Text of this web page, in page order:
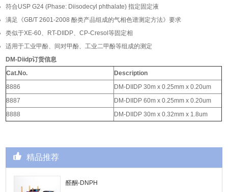
符合USP G24 (Phase: Diisodecyl phthalate) 指定固定液
满足《GB/T 2601-2008 酚类产品组成的气相色谱测定方法》要求
类似于XE-60、RT-DIIDP、CP-Cresol等固定相
适用于工业甲酚、间对甲酚、工业二甲酚等组成的测定
DM-Diidp订货信息
Cat.No.
Description
8886
DM-DIIDP 30m x 0.25mm x 0.20um
8887
DM-DIIDP 60m x 0.25mm x 0.20um
8888
DM-DIIDP 30m x 0.32mm x 1.8um
精品推荐
醛酮-DNPH